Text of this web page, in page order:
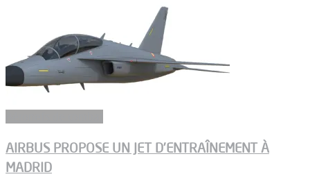
AIRBUS PROPOSE UN JET D’ENTRAÎNEMENT À
MADRID